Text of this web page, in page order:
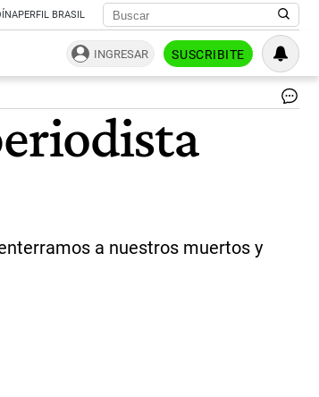
PERFIL BRASIL
INGRESAR SUSCRIBITE
a nuestros muertos y